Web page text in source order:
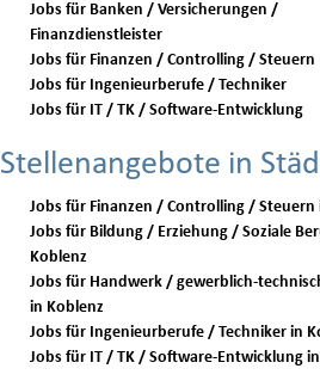
Jobs für Banken / Versicherungen /
Finanzdienstleister
Jobs für Finanzen / Controlling / Steuern
Jobs für Ingenieurberufe / Techniker
Jobs für IT / TK / Software-Entwicklung
Stellenangebote in
Jobs für Bildung / Erziehung / Soziale
Koblenz
Jobs für Handwerk / gewerblich-
in Koblenz
Jobs für
Jobs